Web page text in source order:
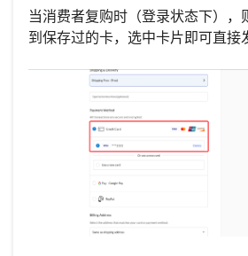
当消费者复购时（登录状态下），
到保存过的卡，选中卡片即可直接